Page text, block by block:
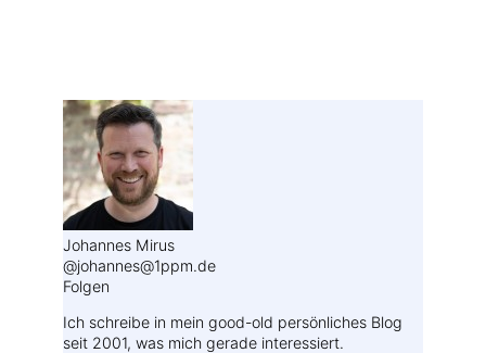
Johannes Mirus
@johannes@1ppm.de
Folgen
Ich schreibe in mein good-old persönliches Blog
seit 2001, was mich gerade interessiert.